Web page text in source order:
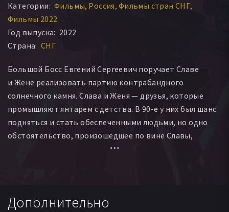
Категории: Фильмы Россия Фильмы стран СНГ
Фильмы 2022
Год выпуска: 2022
Страна: СНГ
Большой Босс Евгений Сергеевич поручает Славе
и Жене реализовать партию контрабандного
солнечного камня. Слава и Женя — друзья, которые
промышляют янтарем с детства. В 90-е у них был шанс
подняться и стать обеспеченными людьми, но одно
обстоятельство, произошедшее по вине Славы,
навсегда лишило их этой возможности. После
он всегда мечтал быть.
Дополнительно